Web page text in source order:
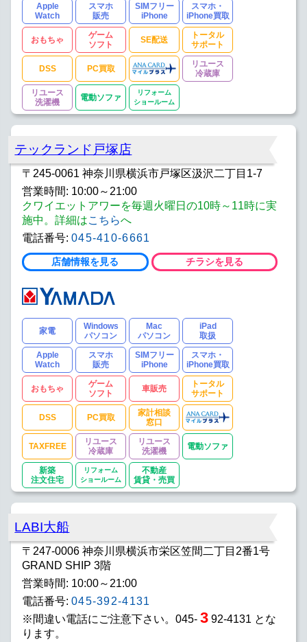
Apple
Watch
スマホ
販売
SIMフリー
iPhone
スマホ・
iPhone買取
おもちゃ
ゲーム
ソフト
SE配送
トータル
サポート
DSS PC買取
リユース
冷蔵庫
リユース
洗濯機
電動ソファ
リフォーム
ショールーム
テックランド戸塚店
〒245-0061 神奈川県横浜市戸塚区汲沢二丁目1-7
営業時間: 10:00～21:00
クワイエットアワーを毎週火曜日の10時～11時に実
施中。詳細はこちらへ
電話番号: 045-410-6661
店舗情報を見る チラシを見る
家電
Windows
パソコン
Mac
パソコン
iPad
取扱
Apple
Watch
スマホ
販売
SIMフリー
iPhone
スマホ・
iPhone買取
おもちゃ
ゲーム
ソフト
車販売
トータル
サポート
DSS PC買取
家計相談
窓口
TAXFREE
リユース
冷蔵庫
リユース
洗濯機
電動ソファ
新築
注文住宅
リフォーム
ショールーム
不動産
賃貸・売買
LABI大船
〒247-0006 神奈川県横浜市栄区笠間二丁目2番1号
GRAND SHIP 3階
営業時間: 10:00～21:00
電話番号: 045-392-4131
※間違い電話にご注意下さい。045- 3 92-4131 とな
ります。